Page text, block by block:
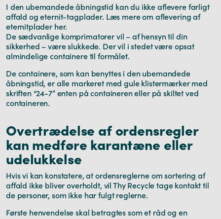
I den ubemandede åbningstid kan du ikke aflevere farligt
affald og eternit-tagplader. Læs mere om aflevering af
eternitplader her.
De sædvanlige komprimatorer vil – af hensyn til din
sikkerhed – være slukkede. Der vil i stedet være opsat
almindelige containere til formålet.
De containere, som kan benyttes i den ubemandede
åbningstid, er alle markeret med gule klistermærker med
skriften “24-7” enten på containeren eller på skiltet ved
containeren.
Overtrædelse af ordensregler
kan medføre karantæne eller
udelukkelse
Hvis vi kan konstatere, at ordensreglerne om sortering af
affald ikke bliver overholdt, vil Thy Recycle tage kontakt til
de personer, som ikke har fulgt reglerne.
Første henvendelse skal betragtes som et råd og en